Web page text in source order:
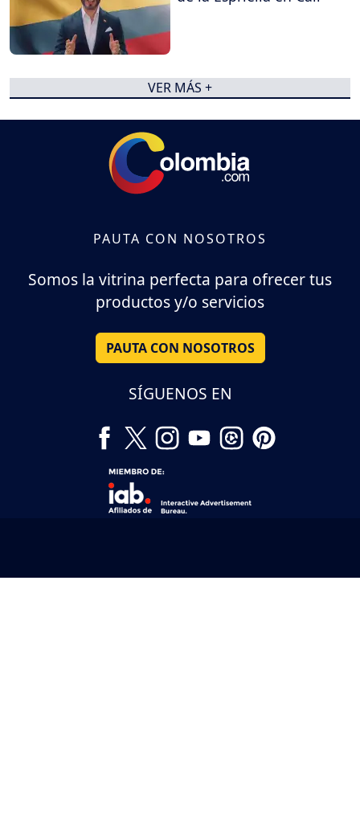
VER MÁS +
PAUTA CON NOSOTROS
Somos la vitrina perfecta para ofrecer tus
productos y/o servicios
PAUTA CON NOSOTROS
SÍGUENOS EN